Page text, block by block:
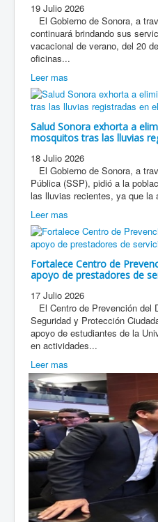
19 Julio 2026
El Gobierno de Sonora, a
continuará brindando sus
vacacional de verano, del 20
oficinas...
Leer mas
Salud Sonora exhorta a
mosquitos tras las lluvias
18 Julio 2026
El Gobierno de Sonora, a
Pública (SSP), pidió a la
las lluvias recientes, ya que la
Leer mas
Fortalece Centro de
apoyo de prestadores de
17 Julio 2026
El Centro de Prevención del
Seguridad y Protección
apoyo de estudiantes de la
en actividades...
Leer mas